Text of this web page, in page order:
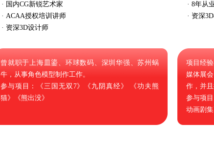
· 国内CG新锐艺术家
· ACAA授权培训讲师
· 资深3D设计师
曾就职于上海皿鎏、环球数码、深圳华强、苏州蜗
牛，从事角色模型制作工作。
参与项目：《三国无双7》《九阴真经》 《功夫熊
猫》《熊出没》
· 8年从
· 资深
项目经
媒体展
作，并
参与项
动画剧集